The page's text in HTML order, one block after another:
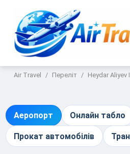
Air Travel Переліт Heydar
Аеропорт Онлайн табло
Прокат автомобілів